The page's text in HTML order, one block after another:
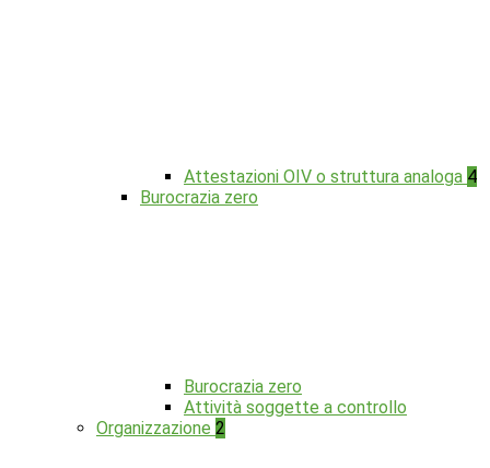
Attestazioni OIV o struttura analoga 4
Burocrazia zero
Burocrazia zero
Attività soggette a controllo
Organizzazione 2